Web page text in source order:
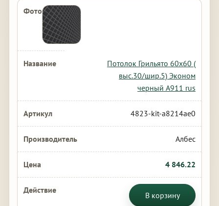
Потолок Грильято 60х60 (
выс.30/шир.5) Эконом
черный А911 rus
4823-kit-a8214ae0
Албес
4 846.22
В корзину